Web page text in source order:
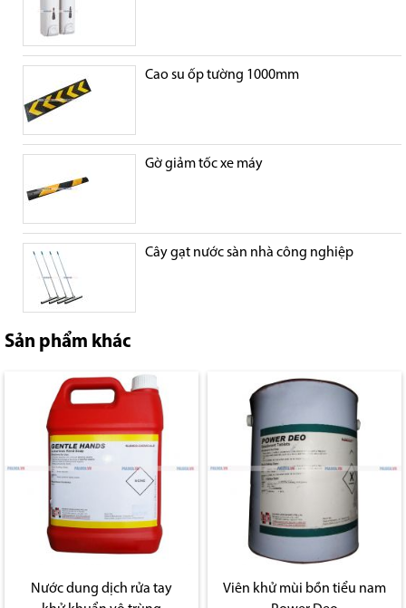
Cao su ốp tường 1000mm
Gờ giảm tốc xe máy
Cây gạt nước sàn nhà công nghiệp
Sản phẩm khác
Nước dung dịch rửa tay
Viên khử mùi bồn tiểu nam